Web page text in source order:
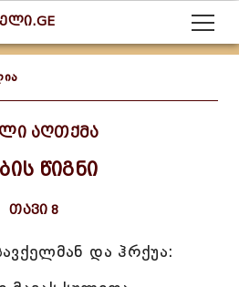
აღთქმა
წიგნი
თავი 8
და ჰრქუა: